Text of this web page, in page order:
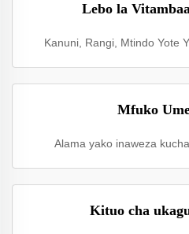
Lebo la
Kanuni, Rangi, Mtindo Yote
Mfuko
Alama yako inaweza
Kituo cha